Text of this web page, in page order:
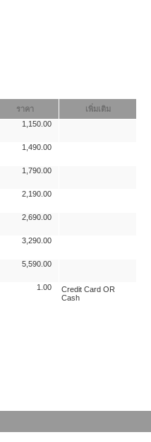
ราคา
เพิ่มเติม
1,150.00
1,490.00
1,790.00
2,190.00
2,690.00
3,290.00
5,590.00
1.00
Credit Card OR
Cash